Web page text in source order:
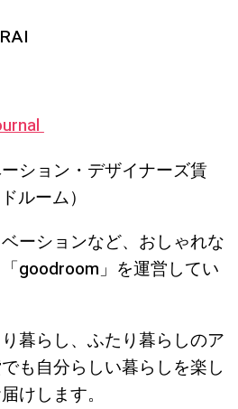
ション・デザイナーズ賃
ルーム）
ーションなど、おしゃれな
goodroom」を運営してい
暮らし、ふたり暮らしのア
も自分らしい暮らしを楽し
けします。